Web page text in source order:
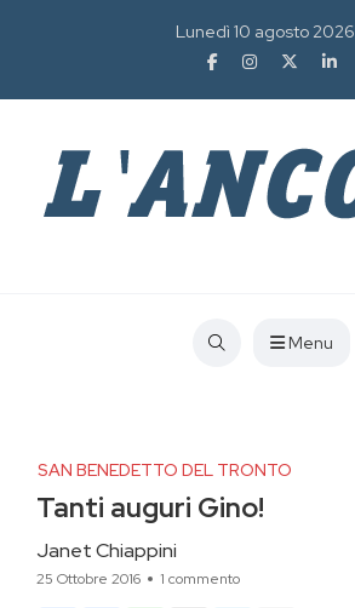
Lunedì 10 agosto 2026
Menu
SAN BENEDETTO DEL TRONTO
Tanti auguri Gino!
Janet Chiappini
25 Ottobre 2016 1 commento